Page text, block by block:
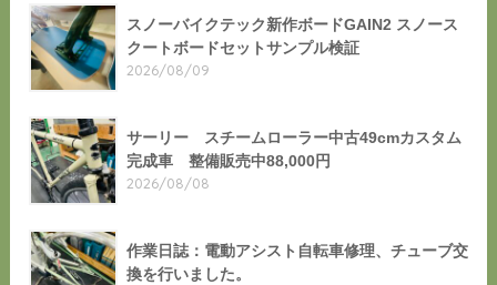
スノーバイクテック新作ボードGAIN2 スノース
クートボードセットサンプル検証
2026/08/09
サーリー スチームローラー中古49cmカスタム
完成車 整備販売中88,000円
2026/08/08
作業日誌：電動アシスト自転車修理、チューブ交
換を行いました。